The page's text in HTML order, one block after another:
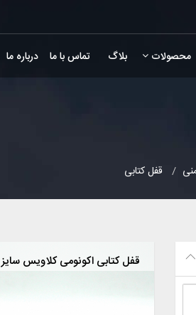
محصولات بلاگ تماس با ما درباره ما
قفل کتابی
قفل کتابی اکونومی کلاویس سایز 80